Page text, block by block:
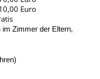
Euro
Zimmer der Eltern,